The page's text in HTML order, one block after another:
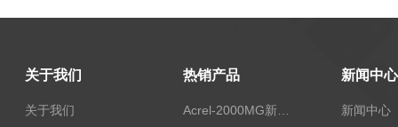
关于我们
关于我们
热销产品
Acrel-2000MG新能源消纳安科瑞微电网能量管理系统
新闻中心
新闻中心